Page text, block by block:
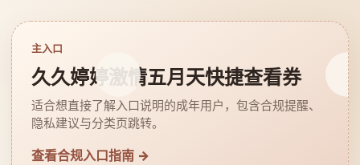
主入口
久久婷婷激情五月天快捷查看券
适合想直接了解入口说明的成年用户，包含合规提醒、
隐私建议与分类页跳转。
查看合规入口指南 →